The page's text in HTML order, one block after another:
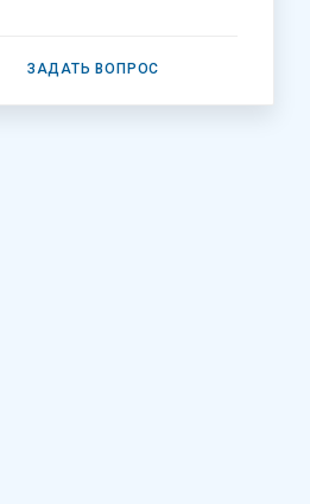
ЗАДАТЬ ВОПРОС